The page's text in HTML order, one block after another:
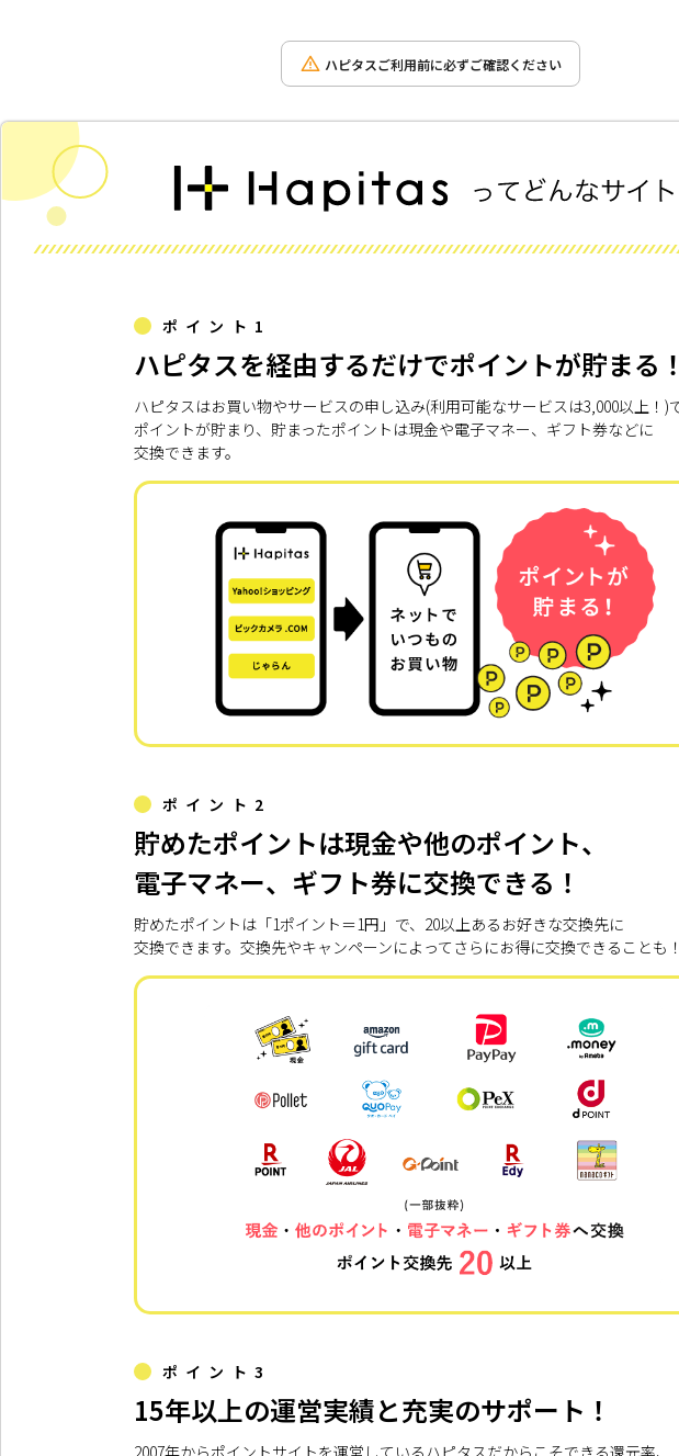
ハピタスご利用前に必ずご確認ください
ポイント1
ハピタスを経由するだけでポイントが貯まる
ハピタスはお買い物やサービスの申し込み(利用可能なサービスは3,000以上！)
ポイントが貯まり、貯まったポイントは現金や電子マネー、ギフト券などに
交換できます。
ポイント2
貯めたポイントは現金や他のポイント、
電子マネー、ギフト券に交換できる！
貯めたポイントは「1ポイント＝1円」で、20以上あるお好きな交換先に
交換できます。交換先やキャンペーンによってさらにお得に交換できることも
ポイント3
15年以上の運営実績と充実のサポート！
2007年からポイントサイトを運営しているハピタスだからこそできる還元率、